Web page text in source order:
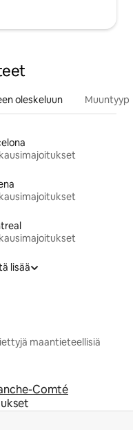
oleskeluun
lisää
maantieteellisiä
Comté